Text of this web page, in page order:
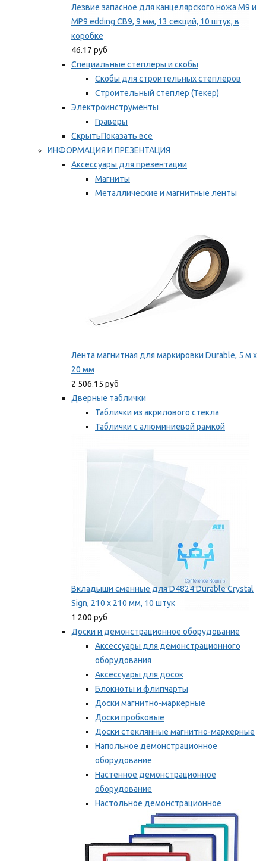
Лезвие запасное для канцелярского ножа M9 и
MP9 edding CB9, 9 мм, 13 секций, 10 штук, в
коробке
46.17 руб
Специальные степлеры и скобы
Скобы для строительных степлеров
Строительный степлер (Текер)
Электроинструменты
Граверы
СкрытьПоказать все
ИНФОРМАЦИЯ И ПРЕЗЕНТАЦИЯ
Аксессуары для презентации
Магниты
Металлические и магнитные ленты
Лента магнитная для маркировки Durable, 5 м х
20 мм
2 506.15 руб
Дверные таблички
Таблички из акрилового стекла
Таблички с алюминиевой рамкой
Вкладыши сменные для D4824 Durable Crystal
Sign, 210 x 210 мм, 10 штук
1 200 руб
Доски и демонстрационное оборудование
Аксессуары для демонстрационного
оборудования
Аксессуары для досок
Блокноты и флипчарты
Доски магнитно-маркерные
Доски пробковые
Доски стеклянные магнитно-маркерные
Напольное демонстрационное
оборудование
Настенное демонстрационное
оборудование
Настольное демонстрационное
оборудование
Мы рекомендуем